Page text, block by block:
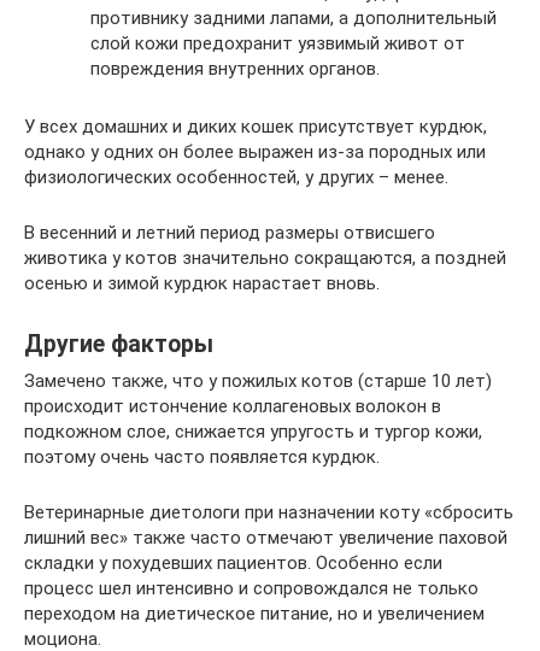
противнику задними лапами, а дополнительный
слой кожи предохранит уязвимый живот от
повреждения внутренних органов.
У всех домашних и диких кошек присутствует курдюк,
однако у одних он более выражен из-за породных или
физиологических особенностей, у других – менее.
В весенний и летний период размеры отвисшего
животика у котов значительно сокращаются, а поздней
осенью и зимой курдюк нарастает вновь.
Другие факторы
Замечено также, что у пожилых котов (старше 10 лет)
происходит истончение коллагеновых волокон в
подкожном слое, снижается упругость и тургор кожи,
поэтому очень часто появляется курдюк.
Ветеринарные диетологи при назначении коту «сбросить
лишний вес» также часто отмечают увеличение паховой
складки у похудевших пациентов. Особенно если
процесс шел интенсивно и сопровождался не только
переходом на диетическое питание, но и увеличением
моциона.